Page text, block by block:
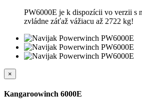
PW6000E je k dispozícii vo verzii s
zvládne záťaž vážiacu až 2722 kg!
×
Kangaroowinch 6000E